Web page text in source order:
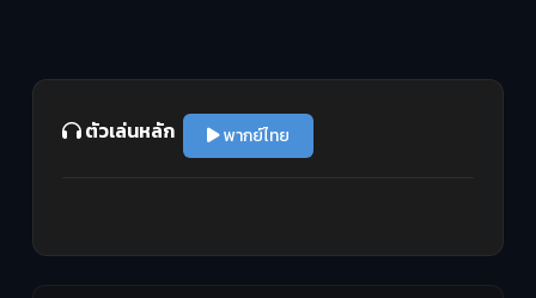
ตัวเล่นหลัก พากย์ไทย